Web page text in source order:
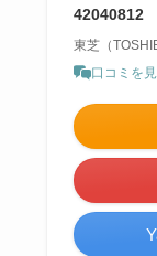
42040812
東芝（
口コミを